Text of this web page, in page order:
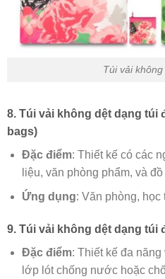
Túi vải
8. Túi vải không dệt dạng túi
bags)
Đặc điểm: Thiết kế có các
liệu, văn phòng phẩm, và
Ứng dụng: Văn phòng, học
9. Túi vải không dệt dạng
Đặc điểm: Thiết kế đa
lớp lót chống nước hoặc